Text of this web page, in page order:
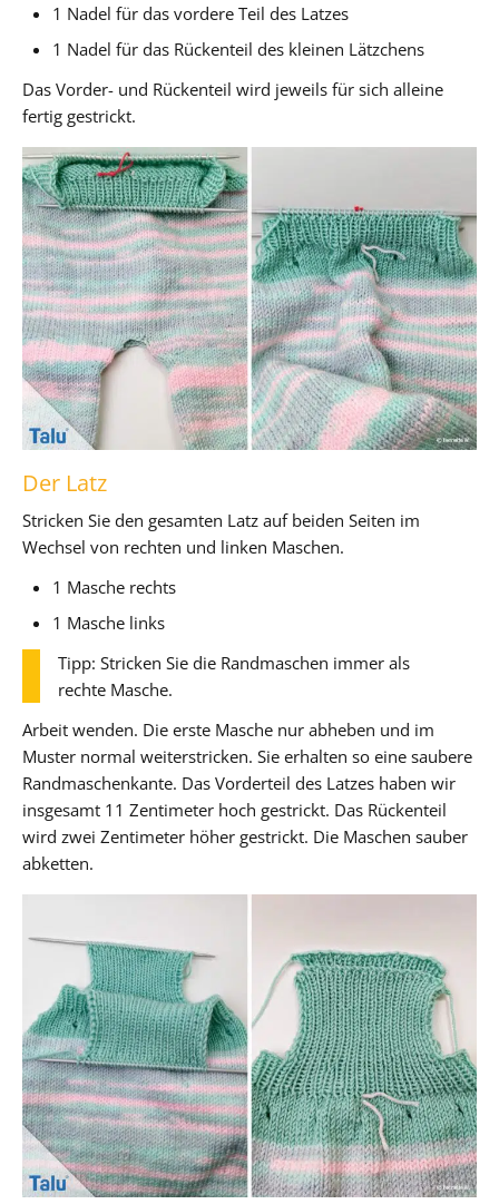
1 Nadel für das vordere Teil des Latzes
1 Nadel für das Rückenteil des kleinen Lätzchens
Das Vorder- und Rückenteil wird jeweils für sich alleine
fertig gestrickt.
Der Latz
Stricken Sie den gesamten Latz auf beiden Seiten im
Wechsel von rechten und linken Maschen.
1 Masche rechts
1 Masche links
Tipp: Stricken Sie die Randmaschen immer als
rechte Masche.
Arbeit wenden. Die erste Masche nur abheben und im
Muster normal weiterstricken. Sie erhalten so eine saubere
Randmaschenkante. Das Vorderteil des Latzes haben wir
insgesamt 11 Zentimeter hoch gestrickt. Das Rückenteil
wird zwei Zentimeter höher gestrickt. Die Maschen sauber
abketten.